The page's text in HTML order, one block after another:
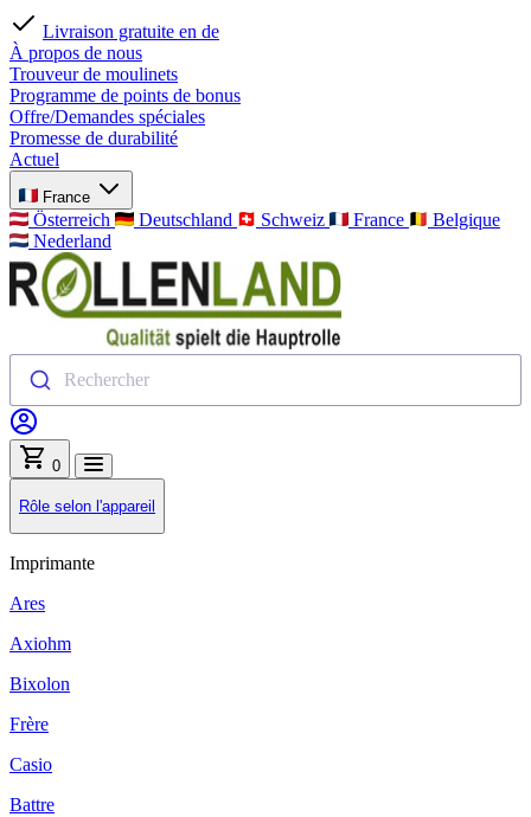
Paiement sécurisé
À propos de nous
Trouveur de moulinets
Programme de points de bonus
Offre/Demandes spéciales
Promesse de durabilité
Actuel
France
Österreich Deutschland Schweiz France
Belgique
Nederland
Rechercher
0
Rôle selon l'appareil
Imprimante
Ares
Axiohm
Bixolon
Frère
Casio
Battre